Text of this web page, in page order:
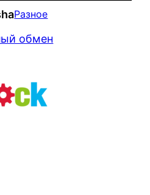
Разное
обмен